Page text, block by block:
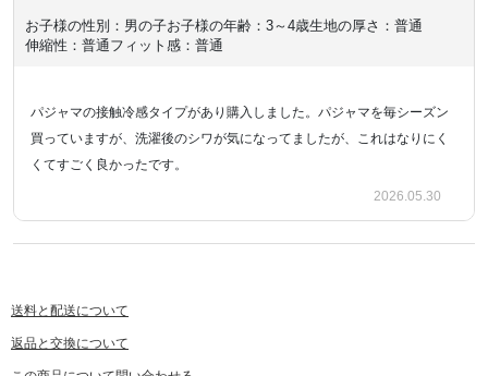
お子様の性別：男の子お子様の年齢：3～4歳生地の厚さ：普通
伸縮性：普通フィット感：普通
パジャマの接触冷感タイプがあり購入しました。パジャマを毎シーズン
買っていますが、洗濯後のシワが気になってましたが、これはなりにく
くてすごく良かったです。
2026.05.30
送料と配送について
返品と交換について